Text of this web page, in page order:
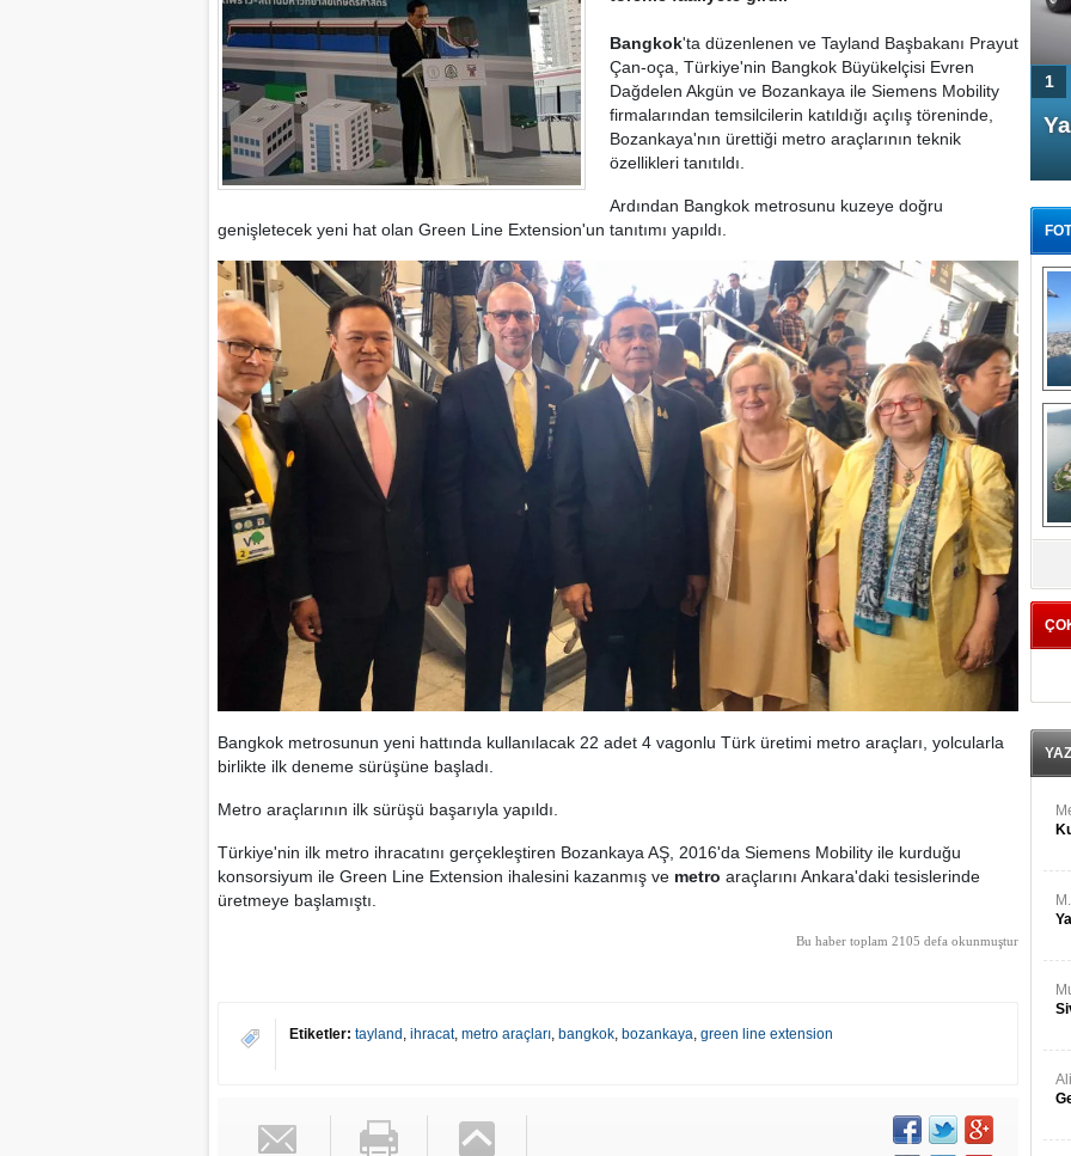
Bangkok'ta düzenlenen ve Tayland Başbakanı Prayut
Çan-oça, Türkiye'nin Bangkok Büyükelçisi Evren
Dağdelen Akgün ve Bozankaya ile Siemens Mobility
firmalarından temsilcilerin katıldığı açılış töreninde,
Bozankaya'nın ürettiği metro araçlarının teknik
özellikleri tanıtıldı.
Ardından Bangkok metrosunu kuzeye doğru
genişletecek yeni hat olan Green Line Extension'un tanıtımı yapıldı.
Bangkok metrosunun yeni hattında kullanılacak 22 adet 4 vagonlu Türk üretimi metro araçları, yolcularla
birlikte ilk deneme sürüşüne başladı.
Metro araçlarının ilk sürüşü başarıyla yapıldı.
Türkiye'nin ilk metro ihracatını gerçekleştiren Bozankaya AŞ, 2016'da Siemens Mobility ile kurduğu
konsorsiyum ile Green Line Extension ihalesini kazanmış ve metro araçlarını Ankara'daki tesislerinde
üretmeye başlamıştı.
Bu haber toplam 2105 defa okunmuştur
Etiketler: tayland, ihracat, metro araçları, bangkok, bozankaya, green line extension
4 Kapılı AMG GT Coupe
Türkiye'de satışa çıktı
1